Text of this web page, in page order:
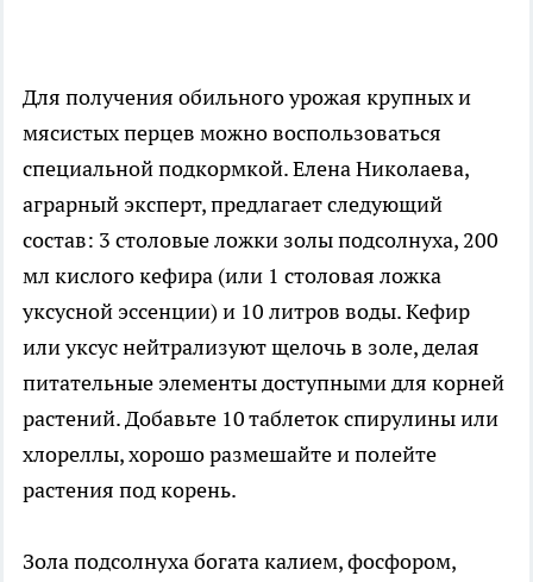
Для получения обильного урожая крупных и
мясистых перцев можно воспользоваться
специальной подкормкой. Елена Николаева,
аграрный эксперт, предлагает следующий
состав: 3 столовые ложки золы подсолнуха, 200
мл кислого кефира (или 1 столовая ложка
уксусной эссенции) и 10 литров воды. Кефир
или уксус нейтрализуют щелочь в золе, делая
питательные элементы доступными для корней
растений. Добавьте 10 таблеток спирулины или
хлореллы, хорошо размешайте и полейте
растения под корень.
Зола подсолнуха богата калием, фосфором,